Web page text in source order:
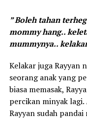
” Boleh tahan
mommy hang..
mummynya..
Kelakar juga Rayyan
seorang anak yang
biasa memasak,
percikan minyak lagi.
Rayyan sudah pandai